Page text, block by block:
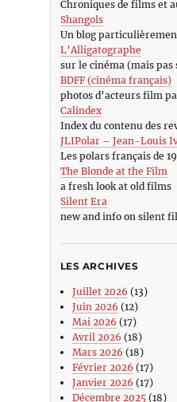
Chroniques de films et
Shangols
Un blog
L’Alligatographe
sur le cinéma (mais
BDFF (cinéma français)
photos d’acteurs film
Calindex
Index du contenu des
JLIPolar – Jean-Louis
Les polars français de
The Blonde at the Film
a fresh look at old films
Silent Era
new and info on silent
LES ARCHIVES
Juillet 2026 (13)
Juin 2026 (12)
Mai 2026 (17)
Avril 2026 (18)
Mars 2026 (18)
Février 2026 (17)
Janvier 2026 (17)
Décembre 2025(18)